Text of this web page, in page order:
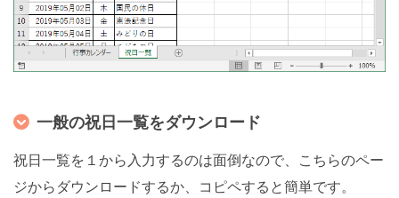
一般の祝日一覧をダウンロード
祝日一覧を１から入力するのは面倒なので、こちらのペー
ジからダウンロードするか、コピペすると簡単です。